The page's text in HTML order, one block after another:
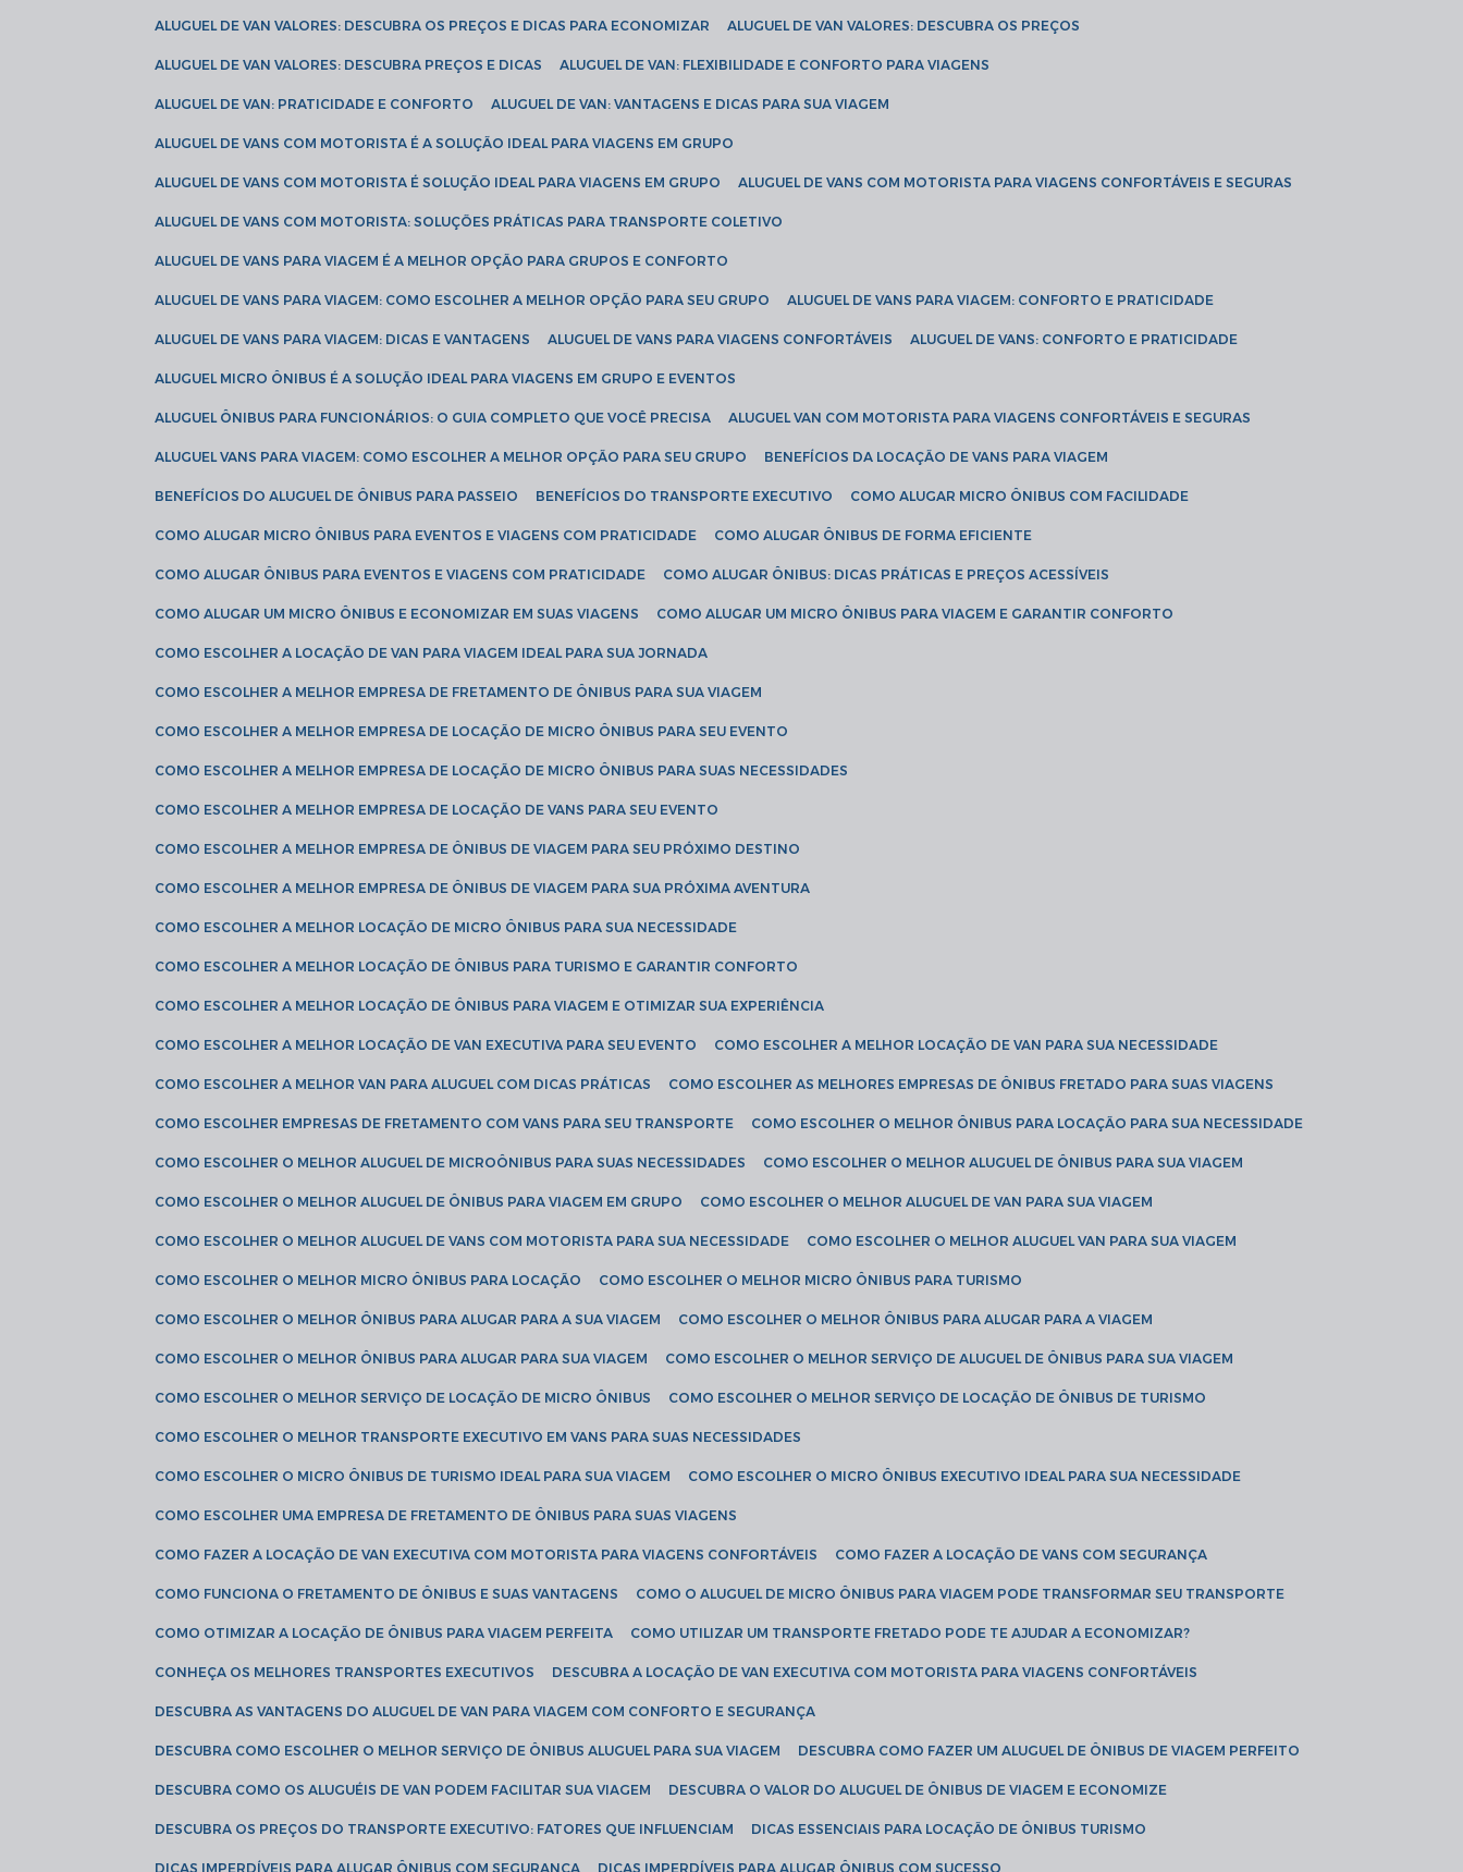
ALUGUEL DE VAN VALORES: DESCUBRA OS PREÇOS E DICAS PARA ECONOMIZAR ALUGUEL DE VAN VALORES: DESCUBRA OS PREÇOS
ALUGUEL DE VAN VALORES: DESCUBRA PREÇOS E DICAS ALUGUEL DE VAN: FLEXIBILIDADE E CONFORTO PARA VIAGENS
ALUGUEL DE VAN: PRATICIDADE E CONFORTO ALUGUEL DE VAN: VANTAGENS E DICAS PARA SUA VIAGEM
ALUGUEL DE VANS COM MOTORISTA É A SOLUÇÃO IDEAL PARA VIAGENS EM GRUPO
ALUGUEL DE VANS COM MOTORISTA É SOLUÇÃO IDEAL PARA VIAGENS EM GRUPO ALUGUEL DE VANS COM MOTORISTA PARA VIAGENS CONFORTÁVEIS E SEGURAS
ALUGUEL DE VANS COM MOTORISTA: SOLUÇÕES PRÁTICAS PARA TRANSPORTE COLETIVO
ALUGUEL DE VANS PARA VIAGEM É A MELHOR OPÇÃO PARA GRUPOS E CONFORTO
ALUGUEL DE VANS PARA VIAGEM: COMO ESCOLHER A MELHOR OPÇÃO PARA SEU GRUPO ALUGUEL DE VANS PARA VIAGEM: CONFORTO E PRATICIDADE
ALUGUEL DE VANS PARA VIAGEM: DICAS E VANTAGENS ALUGUEL DE VANS PARA VIAGENS CONFORTÁVEIS ALUGUEL DE VANS: CONFORTO E PRATICIDADE
ALUGUEL MICRO ÔNIBUS É A SOLUÇÃO IDEAL PARA VIAGENS EM GRUPO E EVENTOS
ALUGUEL ÔNIBUS PARA FUNCIONÁRIOS: O GUIA COMPLETO QUE VOCÊ PRECISA ALUGUEL VAN COM MOTORISTA PARA VIAGENS CONFORTÁVEIS E SEGURAS
ALUGUEL VANS PARA VIAGEM: COMO ESCOLHER A MELHOR OPÇÃO PARA SEU GRUPO BENEFÍCIOS DA LOCAÇÃO DE VANS PARA VIAGEM
BENEFÍCIOS DO ALUGUEL DE ÔNIBUS PARA PASSEIO BENEFÍCIOS DO TRANSPORTE EXECUTIVO COMO ALUGAR MICRO ÔNIBUS COM FACILIDADE
COMO ALUGAR MICRO ÔNIBUS PARA EVENTOS E VIAGENS COM PRATICIDADE COMO ALUGAR ÔNIBUS DE FORMA EFICIENTE
COMO ALUGAR ÔNIBUS PARA EVENTOS E VIAGENS COM PRATICIDADE COMO ALUGAR ÔNIBUS: DICAS PRÁTICAS E PREÇOS ACESSÍVEIS
COMO ALUGAR UM MICRO ÔNIBUS E ECONOMIZAR EM SUAS VIAGENS COMO ALUGAR UM MICRO ÔNIBUS PARA VIAGEM E GARANTIR CONFORTO
COMO ESCOLHER A LOCAÇÃO DE VAN PARA VIAGEM IDEAL PARA SUA JORNADA
COMO ESCOLHER A MELHOR EMPRESA DE FRETAMENTO DE ÔNIBUS PARA SUA VIAGEM
COMO ESCOLHER A MELHOR EMPRESA DE LOCAÇÃO DE MICRO ÔNIBUS PARA SEU EVENTO
COMO ESCOLHER A MELHOR EMPRESA DE LOCAÇÃO DE MICRO ÔNIBUS PARA SUAS NECESSIDADES
COMO ESCOLHER A MELHOR EMPRESA DE LOCAÇÃO DE VANS PARA SEU EVENTO
COMO ESCOLHER A MELHOR EMPRESA DE ÔNIBUS DE VIAGEM PARA SEU PRÓXIMO DESTINO
COMO ESCOLHER A MELHOR EMPRESA DE ÔNIBUS DE VIAGEM PARA SUA PRÓXIMA AVENTURA
COMO ESCOLHER A MELHOR LOCAÇÃO DE MICRO ÔNIBUS PARA SUA NECESSIDADE
COMO ESCOLHER A MELHOR LOCAÇÃO DE ÔNIBUS PARA TURISMO E GARANTIR CONFORTO
COMO ESCOLHER A MELHOR LOCAÇÃO DE ÔNIBUS PARA VIAGEM E OTIMIZAR SUA EXPERIÊNCIA
COMO ESCOLHER A MELHOR LOCAÇÃO DE VAN EXECUTIVA PARA SEU EVENTO COMO ESCOLHER A MELHOR LOCAÇÃO DE VAN PARA SUA NECESSIDADE
COMO ESCOLHER A MELHOR VAN PARA ALUGUEL COM DICAS PRÁTICAS COMO ESCOLHER AS MELHORES EMPRESAS DE ÔNIBUS FRETADO PARA SUAS VIAGENS
COMO ESCOLHER EMPRESAS DE FRETAMENTO COM VANS PARA SEU TRANSPORTE COMO ESCOLHER O MELHOR ÔNIBUS PARA LOCAÇÃO PARA SUA NECESSIDADE
COMO ESCOLHER O MELHOR ALUGUEL DE MICROÔNIBUS PARA SUAS NECESSIDADES COMO ESCOLHER O MELHOR ALUGUEL DE ÔNIBUS PARA SUA VIAGEM
COMO ESCOLHER O MELHOR ALUGUEL DE ÔNIBUS PARA VIAGEM EM GRUPO COMO ESCOLHER O MELHOR ALUGUEL DE VAN PARA SUA VIAGEM
COMO ESCOLHER O MELHOR ALUGUEL DE VANS COM MOTORISTA PARA SUA NECESSIDADE COMO ESCOLHER O MELHOR ALUGUEL VAN PARA SUA VIAGEM
COMO ESCOLHER O MELHOR MICRO ÔNIBUS PARA LOCAÇÃO COMO ESCOLHER O MELHOR MICRO ÔNIBUS PARA TURISMO
COMO ESCOLHER O MELHOR ÔNIBUS PARA ALUGAR PARA A SUA VIAGEM COMO ESCOLHER O MELHOR ÔNIBUS PARA ALUGAR PARA A VIAGEM
COMO ESCOLHER O MELHOR ÔNIBUS PARA ALUGAR PARA SUA VIAGEM COMO ESCOLHER O MELHOR SERVIÇO DE ALUGUEL DE ÔNIBUS PARA SUA VIAGEM
COMO ESCOLHER O MELHOR SERVIÇO DE LOCAÇÃO DE MICRO ÔNIBUS COMO ESCOLHER O MELHOR SERVIÇO DE LOCAÇÃO DE ÔNIBUS DE TURISMO
COMO ESCOLHER O MELHOR TRANSPORTE EXECUTIVO EM VANS PARA SUAS NECESSIDADES
COMO ESCOLHER O MICRO ÔNIBUS DE TURISMO IDEAL PARA SUA VIAGEM COMO ESCOLHER O MICRO ÔNIBUS EXECUTIVO IDEAL PARA SUA NECESSIDADE
COMO ESCOLHER UMA EMPRESA DE FRETAMENTO DE ÔNIBUS PARA SUAS VIAGENS
COMO FAZER A LOCAÇÃO DE VAN EXECUTIVA COM MOTORISTA PARA VIAGENS CONFORTÁVEIS COMO FAZER A LOCAÇÃO DE VANS COM SEGURANÇA
COMO FUNCIONA O FRETAMENTO DE ÔNIBUS E SUAS VANTAGENS COMO O ALUGUEL DE MICRO ÔNIBUS PARA VIAGEM PODE TRANSFORMAR SEU TRANSPORTE
COMO OTIMIZAR A LOCAÇÃO DE ÔNIBUS PARA VIAGEM PERFEITA COMO UTILIZAR UM TRANSPORTE FRETADO PODE TE AJUDAR A ECONOMIZAR?
CONHEÇA OS MELHORES TRANSPORTES EXECUTIVOS DESCUBRA A LOCAÇÃO DE VAN EXECUTIVA COM MOTORISTA PARA VIAGENS CONFORTÁVEIS
DESCUBRA AS VANTAGENS DO ALUGUEL DE VAN PARA VIAGEM COM CONFORTO E SEGURANÇA
DESCUBRA COMO ESCOLHER O MELHOR SERVIÇO DE ÔNIBUS ALUGUEL PARA SUA VIAGEM DESCUBRA COMO FAZER UM ALUGUEL DE ÔNIBUS DE VIAGEM PERFEITO
DESCUBRA COMO OS ALUGUÉIS DE VAN PODEM FACILITAR SUA VIAGEM DESCUBRA O VALOR DO ALUGUEL DE ÔNIBUS DE VIAGEM E ECONOMIZE
DESCUBRA OS PREÇOS DO TRANSPORTE EXECUTIVO: FATORES QUE INFLUENCIAM DICAS ESSENCIAIS PARA LOCAÇÃO DE ÔNIBUS TURISMO
DICAS IMPERDÍVEIS PARA ALUGAR ÔNIBUS COM SEGURANÇA DICAS IMPERDÍVEIS PARA ALUGAR ÔNIBUS COM SUCESSO